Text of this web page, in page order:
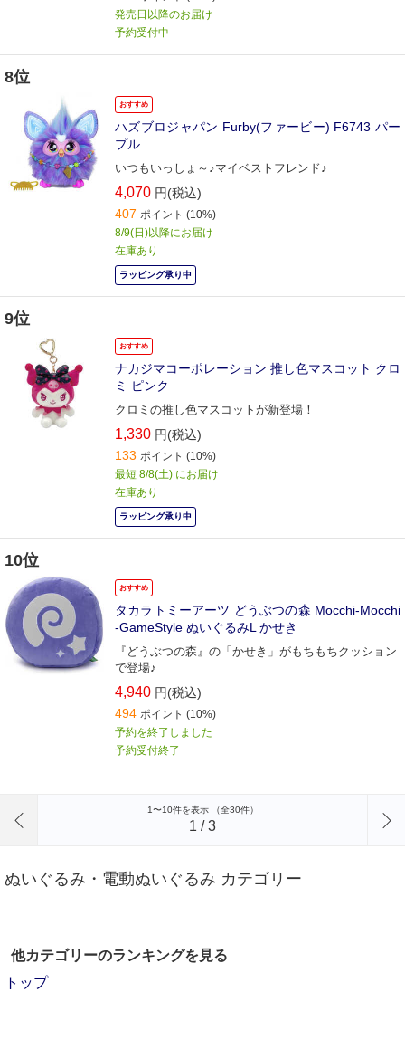
発売日以降のお届け
予約受付中
8位
おすすめ
ハズブロジャパン Furby(ファービー) F6743 パー
プル
いつもいっしょ～♪マイベストフレンド♪
4,070 円(税込)
407 ポイント (10%)
8/9(日)以降にお届け
在庫あり
ラッピング承り中
9位
おすすめ
ナカジマコーポレーション 推し色マスコット クロ
ミ ピンク
クロミの推し色マスコットが新登場！
1,330 円(税込)
133 ポイント (10%)
最短 8/8(土) にお届け
在庫あり
ラッピング承り中
10位
おすすめ
タカラトミーアーツ どうぶつの森 Mocchi-Mocchi
-GameStyle ぬいぐるみL かせき
『どうぶつの森』の「かせき」がもちもちクッション
で登場♪
4,940 円(税込)
494 ポイント (10%)
予約を終了しました
予約受付終了
1〜10件を表示 （全30件）
1 /3
ぬいぐるみ・電動ぬいぐるみ カテゴリー
他カテゴリーのランキングを見る
トップ